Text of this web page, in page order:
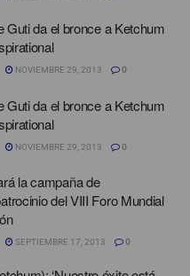
Guti da el bronce a Ketchum
NOVIEMBRE 29, 2013 0
Guti da el bronce a Ketchum
NOVIEMBRE 29, 2013 0
la campaña de
del VIII Foro Mundial
SEPTIEMBRE 17, 2013 0